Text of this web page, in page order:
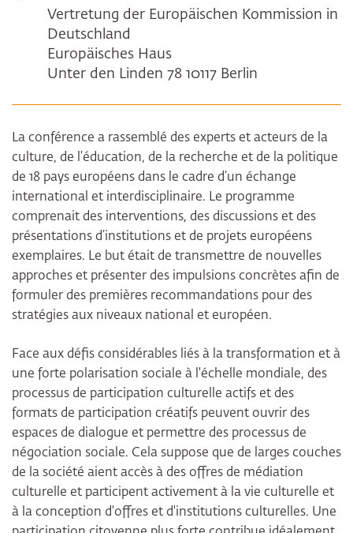
Vertretung der Europäischen Kommission in
Deutschland
Europäisches Haus
Unter den Linden 78 10117 Berlin
La conférence a rassemblé des experts et acteurs de la
culture, de l’éducation, de la recherche et de la politique
de 18 pays européens dans le cadre d’un échange
international et interdisciplinaire. Le programme
comprenait des interventions, des discussions et des
présentations d’institutions et de projets européens
exemplaires. Le but était de transmettre de nouvelles
approches et présenter des impulsions concrètes afin de
formuler des premières recommandations pour des
stratégies aux niveaux national et européen.
Face aux défis considérables liés à la transformation et à
une forte polarisation sociale à l'échelle mondiale, des
processus de participation culturelle actifs et des
formats de participation créatifs peuvent ouvrir des
espaces de dialogue et permettre des processus de
négociation sociale. Cela suppose que de larges couches
de la société aient accès à des offres de médiation
culturelle et participent activement à la vie culturelle et
à la conception d'offres et d'institutions culturelles. Une